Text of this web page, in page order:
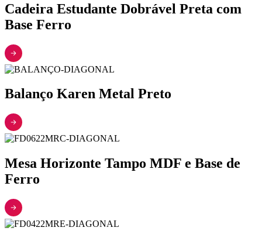
Cadeira Estudante Dobrável Preta com
Base Ferro
Balanço Karen Metal Preto
Mesa Horizonte Tampo MDF e Base de
Ferro